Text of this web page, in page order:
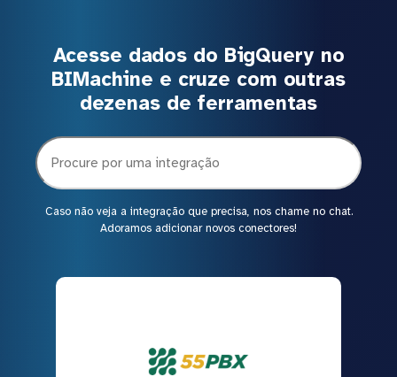
Acesse dados do BigQuery no
BIMachine e cruze com outras
dezenas de ferramentas
Caso não veja a integração que precisa, nos chame no chat.
Adoramos adicionar novos conectores!